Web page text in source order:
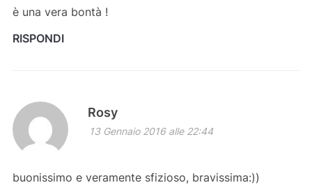
è una vera bontà !
RISPONDI
Rosy
13 Gennaio 2016 alle 22:44
buonissimo e veramente sfizioso, bravissima:))